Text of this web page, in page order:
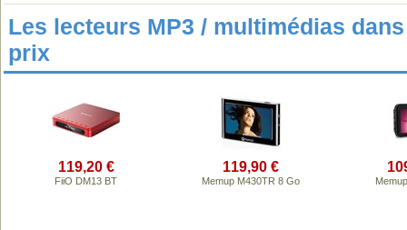
Les lecteurs MP3 / multimédias
prix
119,20 €
FiiO DM13 BT
119,90 €
Memup M430TR 8 Go